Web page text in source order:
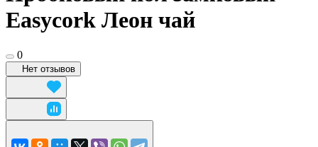
Easycork Леон чай
0
Нет отзывов